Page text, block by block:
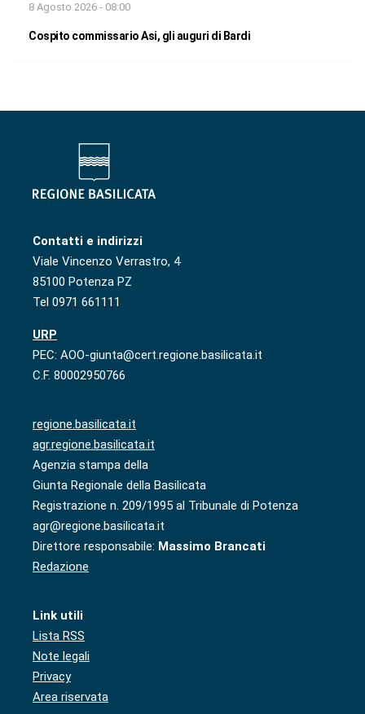
8 Agosto 2026 - 08:00
Cospito commissario Asi, gli auguri di Bardi
Contatti e indirizzi
Viale Vincenzo Verrastro, 4
85100 Potenza PZ
Tel 0971 661111
URP
PEC: AOO-giunta@cert.regione.basilicata.it
C.F. 80002950766
regione.basilicata.it
agr.regione.basilicata.it
Agenzia stampa della
Giunta Regionale della Basilicata
Registrazione n. 209/1995 al Tribunale di Potenza
agr@regione.basilicata.it
Direttore responsabile: Massimo Brancati
Redazione
Link utili
Lista RSS
Note legali
Privacy
Area riservata